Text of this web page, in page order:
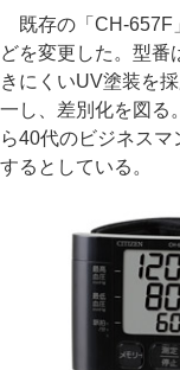
既存の「CH-657F
どを変更した。型番
きにくいUV塗装を
一し、差別化を図る
ら40代のビジネス
するとしている。